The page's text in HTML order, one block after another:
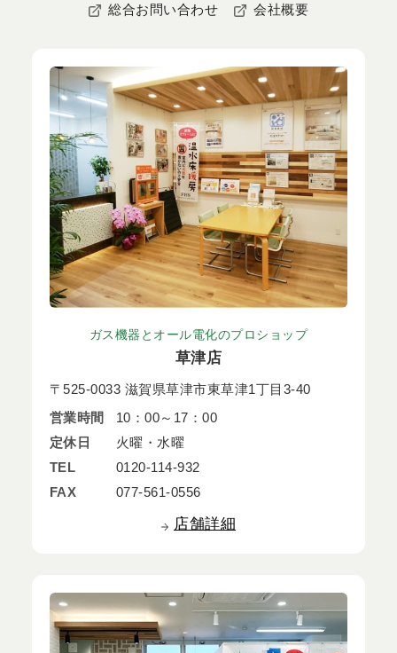
総合お問い合わせ 会社概要
ガス機器とオール電化のプロショップ
草津店
〒525-0033 滋賀県草津市東草津1丁目3-40
営業時間
10：00～17：00
定休日
火曜・水曜
TEL
0120-114-932
FAX
077-561-0556
店舗詳細